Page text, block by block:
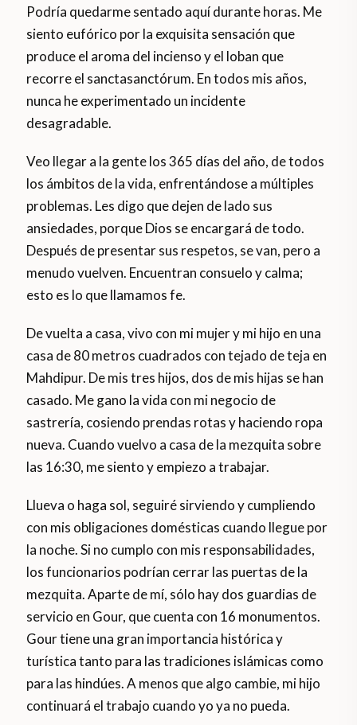
Podría quedarme sentado aquí durante horas. Me
siento eufórico por la exquisita sensación que
produce el aroma del incienso y el loban que
recorre el sanctasanctórum. En todos mis años,
nunca he experimentado un incidente
desagradable.
Veo llegar a la gente los 365 días del año, de todos
los ámbitos de la vida, enfrentándose a múltiples
problemas. Les digo que dejen de lado sus
ansiedades, porque Dios se encargará de todo.
Después de presentar sus respetos, se van, pero a
menudo vuelven. Encuentran consuelo y calma;
esto es lo que llamamos fe.
De vuelta a casa, vivo con mi mujer y mi hijo en una
casa de 80 metros cuadrados con tejado de teja en
Mahdipur. De mis tres hijos, dos de mis hijas se han
casado. Me gano la vida con mi negocio de
sastrería, cosiendo prendas rotas y haciendo ropa
nueva. Cuando vuelvo a casa de la mezquita sobre
las 16:30, me siento y empiezo a trabajar.
Llueva o haga sol, seguiré sirviendo y cumpliendo
con mis obligaciones domésticas cuando llegue por
la noche. Si no cumplo con mis responsabilidades,
los funcionarios podrían cerrar las puertas de la
mezquita. Aparte de mí, sólo hay dos guardias de
servicio en Gour, que cuenta con 16 monumentos.
Gour tiene una gran importancia histórica y
turística tanto para las tradiciones islámicas como
para las hindúes. A menos que algo cambie, mi hijo
continuará el trabajo cuando yo ya no pueda.